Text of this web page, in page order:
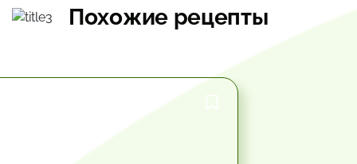
Похожие рецепты